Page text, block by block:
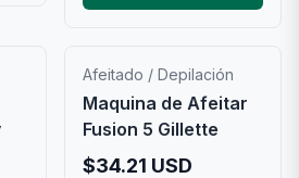
Afeitado / Depilación
Maquina de Afeitar
Fusion 5 Gillette
$34.21 USD